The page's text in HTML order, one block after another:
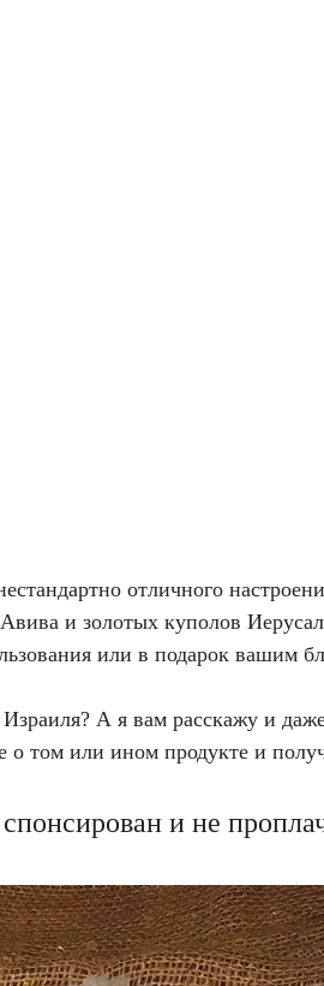
отличного
и золотых куполов
или в подарок вашим
А я вам расскажу и
о том или ином продукте и
спонсирован и не